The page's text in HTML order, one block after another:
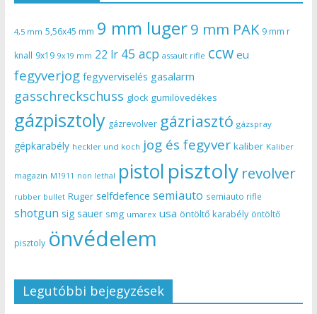
4,5 mm 5,56x45 mm 9 mm luger9 mm PAK 9 mm r
knall 9x19 9x19 mm 22 lr 45 acp assault rifle ccw eu
fegyverjog fegyverviselés gasalarm
gasschreckschuss glock gumilövedékes
gázpisztoly gázrevolver gázriasztó gázspray
gépkarabély heckler und koch jog és fegyver kaliber Kaliber
magazin M1911 non lethal pistol pisztoly revolver
rubber bullet Ruger selfdefence semiauto semiauto rifle
shotgun sig sauer smg umarex usa öntöltő karabély öntöltő
pisztoly önvédelem
Legutóbbi bejegyzések